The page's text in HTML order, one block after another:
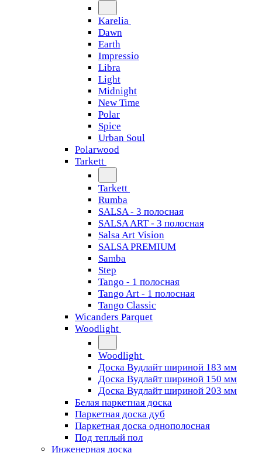
Karelia
Dawn
Earth
Impressio
Libra
Light
Midnight
New Time
Polar
Spice
Urban Soul
Polarwood
Tarkett
Tarkett
Rumba
SALSA - 3 полосная
SALSA ART - 3 полосная
Salsa Art Vision
SALSA PREMIUM
Samba
Step
Tango - 1 полосная
Tango Art - 1 полосная
Tango Classiс
Wicanders Parquet
Woodlight
Woodlight
Доска Вудлайт шириной 183 мм
Доска Вудлайт шириной 150 мм
Доска Вудлайт шириной 203 мм
Белая паркетная доска
Паркетная доска дуб
Паркетная доска однополосная
Под теплый пол
Инженерная доска